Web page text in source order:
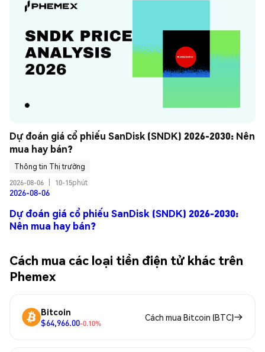
Dự đoán giá cổ phiếu SanDisk (SNDK) 2026-2030: Nên
mua hay bán?
Thông tin Thị trường
2026-08-06
10-15phút
2026-08-06
Dự đoán giá cổ phiếu SanDisk (SNDK) 2026-2030:
Nên mua hay bán?
Cách mua các loại tiền điện tử khác trên
Phemex
Bitcoin
$64,966.00-0.10%
Cách mua Bitcoin (BTC)